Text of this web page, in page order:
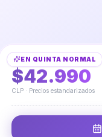
EN QUINTA NORMAL
DESDE
$42.990
CLP · Precios estandarizados